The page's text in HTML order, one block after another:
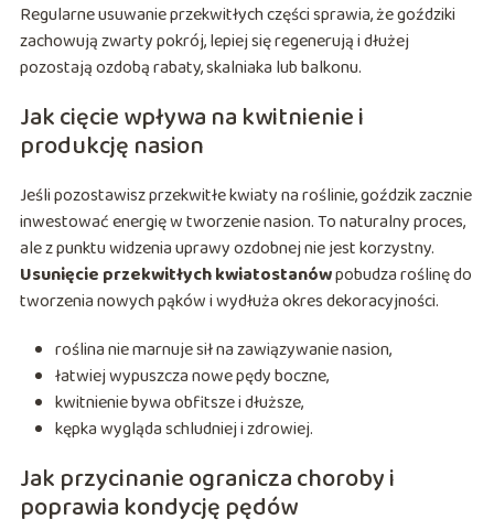
Regularne usuwanie przekwitłych części sprawia, że goździki
zachowują zwarty pokrój, lepiej się regenerują i dłużej
pozostają ozdobą rabaty, skalniaka lub balkonu.
Jak cięcie wpływa na kwitnienie i
produkcję nasion
Jeśli pozostawisz przekwitłe kwiaty na roślinie, goździk zacznie
inwestować energię w tworzenie nasion. To naturalny proces,
ale z punktu widzenia uprawy ozdobnej nie jest korzystny.
Usunięcie przekwitłych kwiatostanówpobudza roślinę do
tworzenia nowych pąków i wydłuża okres dekoracyjności.
roślina nie marnuje sił na zawiązywanie nasion,
łatwiej wypuszcza nowe pędy boczne,
kwitnienie bywa obfitsze i dłuższe,
kępka wygląda schludniej i zdrowiej.
Jak przycinanie ogranicza choroby i
poprawia kondycję pędów